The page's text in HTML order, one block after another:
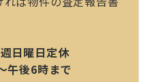
日曜日定休
午後6時まで